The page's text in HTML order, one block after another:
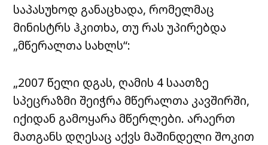
საპასუხოდ განაცხადა, რომელმაც
მინისტრს ჰკითხა, თუ რას უპირებდა
„მწერალთა სახლს“:
„2007 წელი დგას, ღამის 4 საათზე
სპეცრაზმი შეიჭრა მწერალთა კავშირში,
იქიდან გამოყარა მწერლები. არაერთ
მათგანს დღესაც აქვს მაშინდელი შოკით